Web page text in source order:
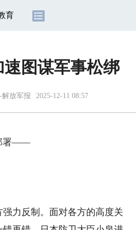
育
图谋军事松绑
解放军报 2025-12-11 08:57
署——
力反制。面对各方的高度关